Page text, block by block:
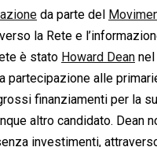
da parte del
la Rete e
è stato Howard Dean nel
partecipazione alle
finanziamenti per la
altro candidato. Dean
investimenti,